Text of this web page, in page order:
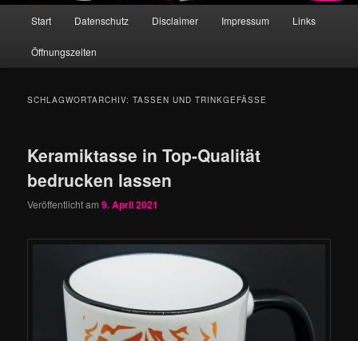
Start Datenschutz Disclaimer Impressum Links
Öffnungszeiten
SCHLAGWORTARCHIV:TASSEN UND TRINKGEFÄSSE
Keramiktasse in Top-Qualität
bedrucken lassen
Veröffentlicht am9. April 2021